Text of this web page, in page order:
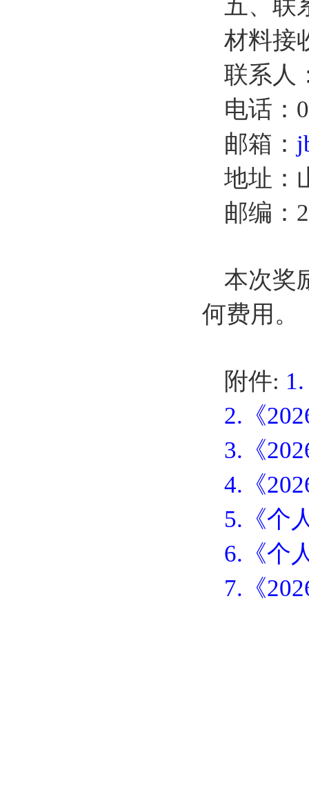
五、联
材料接
联系人
电话：
邮箱：
地址：
邮编：
本次奖
何费用。
附件:
2.《
3.《
4.《
5.《个
6.《个
7.《